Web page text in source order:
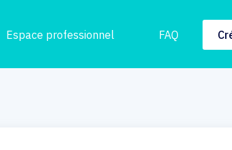
Espace professionnel FAQ